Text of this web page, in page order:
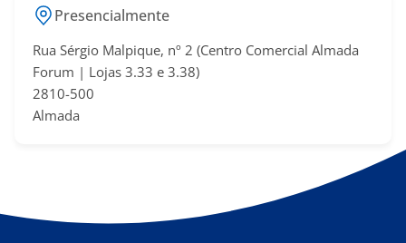
Presencialmente
Rua Sérgio Malpique, nº 2 (Centro Comercial Almada
Forum | Lojas 3.33 e 3.38​)
2810-500
Almada